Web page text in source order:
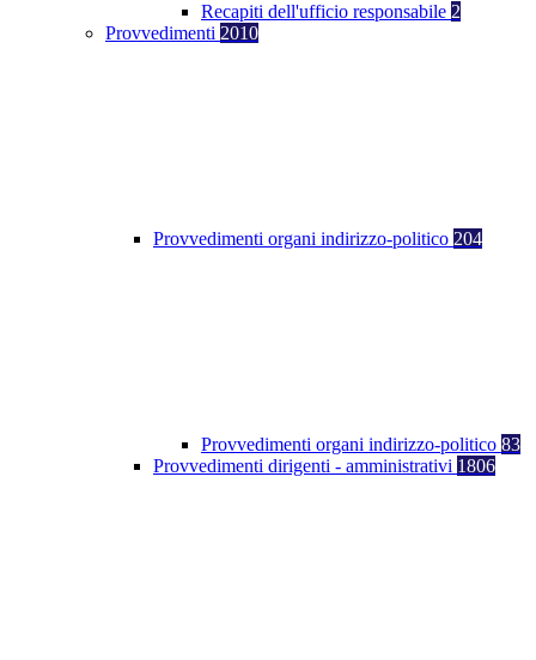
Recapiti dell'ufficio responsabile 2
Provvedimenti 2010
Provvedimenti organi indirizzo-politico 204
Provvedimenti organi indirizzo-politico 83
Provvedimenti dirigenti - amministrativi 1806